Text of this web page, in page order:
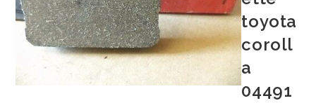
toyota
coroll
a
04491